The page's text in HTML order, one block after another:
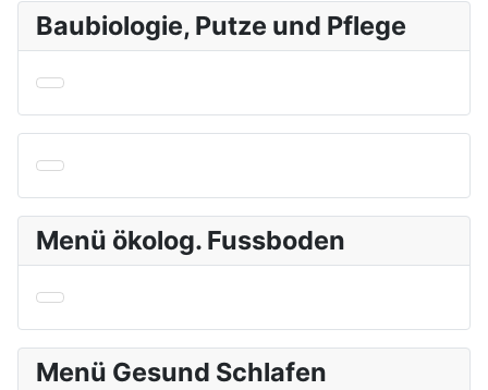
Baubiologie, Putze und Pflege
Menü ökolog. Fussboden
Menü Gesund Schlafen